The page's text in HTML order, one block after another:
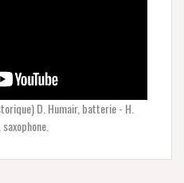
D. Humair, batterie - H.